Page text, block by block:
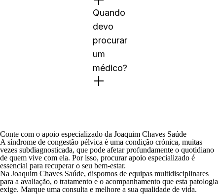
Quando
devo
procurar
um
médico?
Conte com o apoio especializado da Joaquim Chaves Saúde
A síndrome de congestão pélvica é uma condição crónica, muitas
vezes subdiagnosticada, que pode afetar profundamente o quotidiano
de quem vive com ela. Por isso, procurar apoio especializado é
essencial para recuperar o seu bem-estar.
Na Joaquim Chaves Saúde, dispomos de equipas multidisciplinares
para a avaliação, o tratamento e o acompanhamento que esta patologia
exige. Marque uma consulta e melhore a sua qualidade de vida.